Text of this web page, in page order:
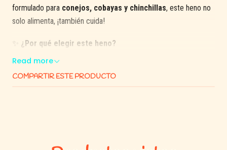
formulado para conejos, cobayas y chinchillas, este heno no
solo alimenta, ¡también cuida!
¿Por qué elegir este heno?
Pelaje más brillante y suave
de hierro y glucosa.
Ideal para épocas de muda (primavera y otoño) 🍃🍂.
Read more
COMPARTIR ESTE PRODUCTO